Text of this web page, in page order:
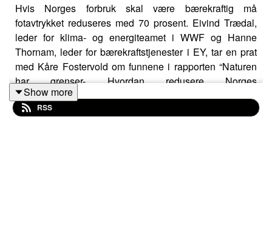
Hvis Norges forbruk skal være bærekraftig må
fotavtrykket reduseres med 70 prosent. Eivind Trædal,
leder for klima- og energiteamet i WWF og Hanne
Thornam, leder for bærekraftstjenester i EY, tar en prat
med Kåre Fostervold om funnene i rapporten “Naturen
har grenser- Hvordan redusere Norges
materialfotavtrykk”.Se rapporten her
Show more
RSS